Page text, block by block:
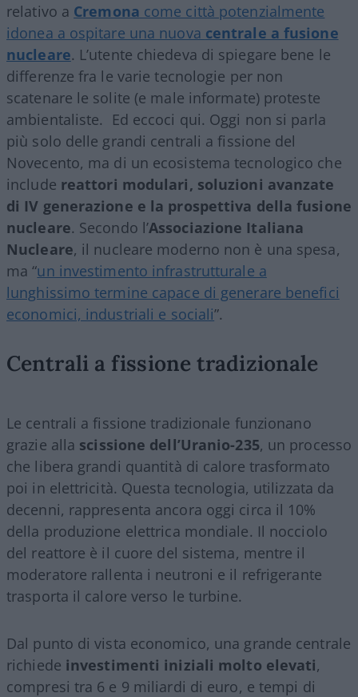
relativo a Cremona come città potenzialmente
idonea a ospitare una nuova centrale a fusione
nucleare. L’utente chiedeva di spiegare bene le
differenze fra le varie tecnologie per non
scatenare le solite (e male informate) proteste
ambientaliste. Ed eccoci qui. Oggi non si parla
più solo delle grandi centrali a fissione del
Novecento, ma di un ecosistema tecnologico che
include reattori modulari, soluzioni avanzate
di IV generazione e la prospettiva della fusione
nucleare. Secondo l’Associazione Italiana
Nucleare, il nucleare moderno non è una spesa,
ma “un investimento infrastrutturale a
lunghissimo termine capace di generare benefici
economici, industriali e sociali”.
Centrali a fissione tradizionale
Le centrali a fissione tradizionale funzionano
grazie alla scissione dell’Uranio-235, un processo
che libera grandi quantità di calore trasformato
poi in elettricità. Questa tecnologia, utilizzata da
decenni, rappresenta ancora oggi circa il 10%
della produzione elettrica mondiale. Il nocciolo
del reattore è il cuore del sistema, mentre il
moderatore rallenta i neutroni e il refrigerante
trasporta il calore verso le turbine.
Dal punto di vista economico, una grande centrale
richiede investimenti iniziali molto elevati,
compresi tra 6 e 9 miliardi di euro, e tempi di